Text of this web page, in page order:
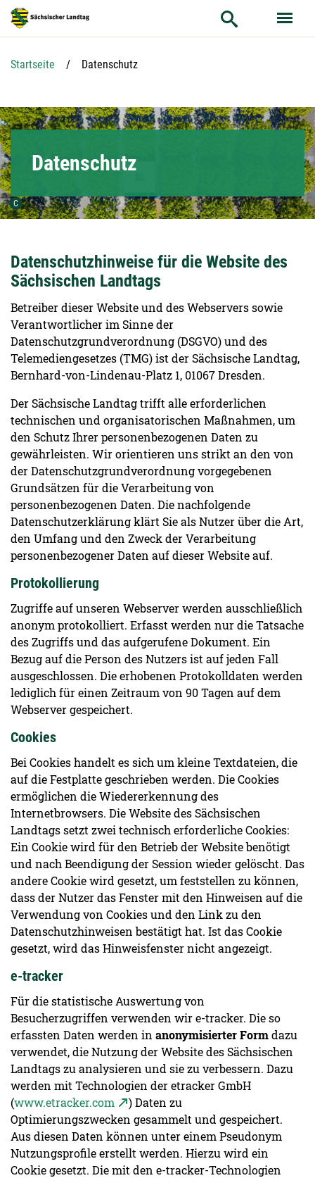
Hauptnavigation
Hauptinhalt
Service
Startseite Aktuelle Seite:
Datenschutz
C Urheber der Grafik:
Datenschutz
Datenschutzhinweise für die Website des
Sächsischen Landtags
Betreiber dieser Website und des Webservers sowie
Verantwortlicher im Sinne der
Datenschutzgrundverordnung (DSGVO) und des
Telemediengesetzes (TMG) ist der Sächsische Landtag,
Bernhard-von-Lindenau-Platz 1, 01067 Dresden.
Der Sächsische Landtag trifft alle erforderlichen
technischen und organisatorischen Maßnahmen, um
den Schutz Ihrer personenbezogenen Daten zu
gewährleisten. Wir orientieren uns strikt an den von
der Datenschutzgrundverordnung vorgegebenen
Grundsätzen für die Verarbeitung von
personenbezogenen Daten. Die nachfolgende
Datenschutzerklärung klärt Sie als Nutzer über die Art,
den Umfang und den Zweck der Verarbeitung
personenbezogener Daten auf dieser Website auf.
Protokollierung
Zugriffe auf unseren Webserver werden ausschließlich
anonym protokolliert. Erfasst werden nur die Tatsache
des Zugriffs und das aufgerufene Dokument. Ein
Bezug auf die Person des Nutzers ist auf jeden Fall
ausgeschlossen. Die erhobenen Protokolldaten werden
lediglich für einen Zeitraum von 90 Tagen auf dem
Webserver gespeichert.
Cookies
Bei Cookies handelt es sich um kleine Textdateien, die
auf die Festplatte geschrieben werden. Die Cookies
ermöglichen die Wiedererkennung des
Internetbrowsers. Die Website des Sächsischen
Landtags setzt zwei technisch erforderliche Cookies:
Ein Cookie wird für den Betrieb der Website benötigt
und nach Beendigung der Session wieder gelöscht. Das
andere Cookie wird gesetzt, um feststellen zu können,
dass der Nutzer das Fenster mit den Hinweisen auf die
Verwendung von Cookies und den Link zu den
Datenschutzhinweisen bestätigt hat. Ist das Cookie
gesetzt, wird das Hinweisfenster nicht angezeigt.
e-tracker
Für die statistische Auswertung von
Besucherzugriffen verwenden wir e-tracker. Die so
erfassten Daten werden in anonymisierter Formdazu
verwendet, die Nutzung der Website des Sächsischen
Landtags zu analysieren und sie zu verbessern. Dazu
werden mit Technologien der etracker GmbH
(www.etracker.com
) Daten zu
Optimierungszwecken gesammelt und gespeichert.
Aus diesen Daten können unter einem Pseudonym
Nutzungsprofile erstellt werden. Hierzu wird ein
Cookie gesetzt. Die mit den e-tracker-Technologien